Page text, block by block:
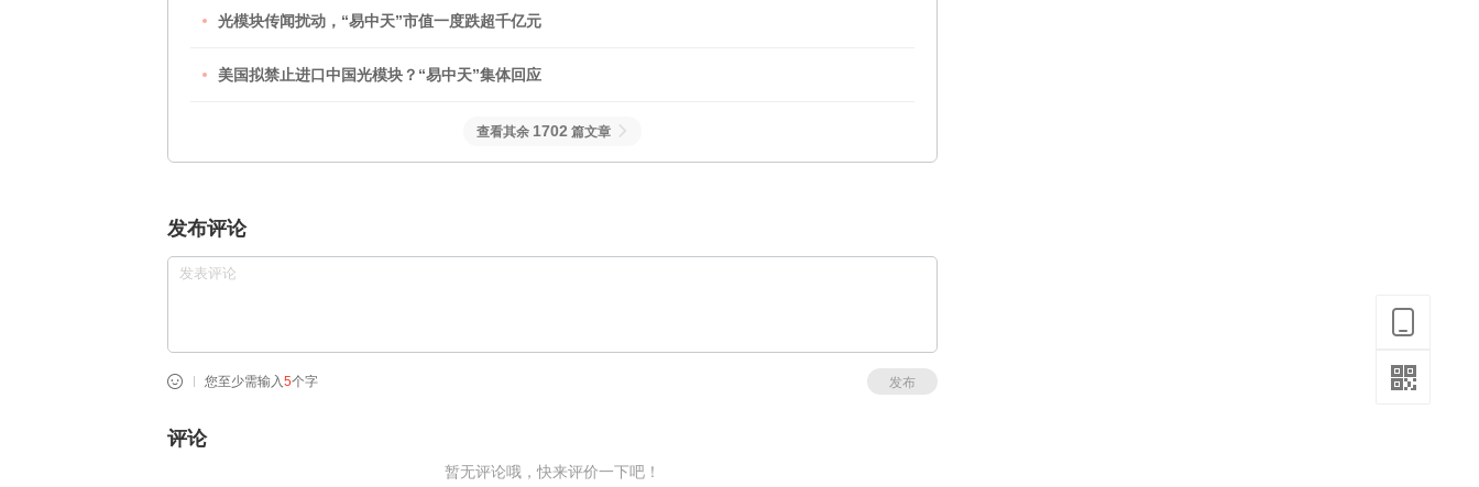
光模块传闻扰动，“易中天”市值一度跌超千亿元
美国拟禁止进口中国光模块？“易中天”集体回应
查看其余 1702 篇文章
发布评论
您至少需输入 5个字 发布
评论
暂无评论哦，快来评价一下吧！